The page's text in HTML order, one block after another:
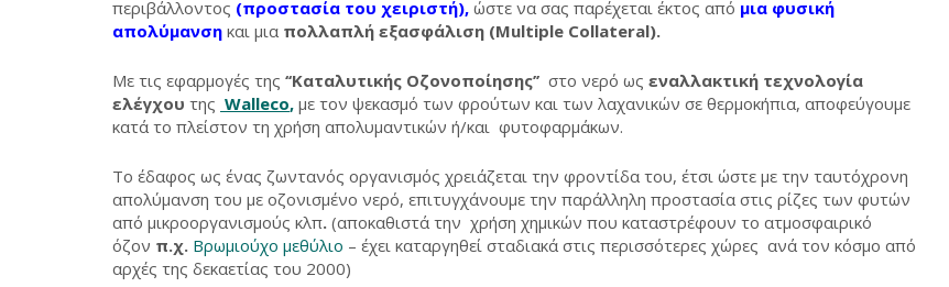
περιβάλλοντος (προστασία του χειριστή), ώστε να σας παρέχεται έκτος από μια φυσική
απολύμανση και μια πολλαπλή εξασφάλιση (Multiple Collateral).
Με τις εφαρμογές της ‘‘Καταλυτικής Οζονοποίησης’’ στο νερό ως εναλλακτική τεχνολογία
ελέγχου της Walleco, με τον ψεκασμό των φρούτων και των λαχανικών σε θερμοκήπια, αποφεύγουμε
κατά το πλείστον τη χρήση απολυμαντικών ή/και φυτοφαρμάκων.
Το έδαφος ως ένας ζωντανός οργανισμός χρειάζεται την φροντίδα του, έτσι ώστε με την ταυτόχρονη
απολύμανση του με οζονισμένο νερό, επιτυγχάνουμε την παράλληλη προστασία στις ρίζες των φυτών
από μικροοργανισμούς κλπ. (αποκαθιστά την χρήση χημικών που καταστρέφουν το ατμοσφαιρικό
όζον π.χ. Βρωμιούχο μεθύλιο – έχει καταργηθεί σταδιακά στις περισσότερες χώρες ανά τον κόσμο από
αρχές της δεκαετίας του 2000)